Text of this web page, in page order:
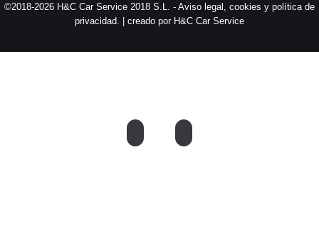
©2018-2026 H&C Car Service 2018 S.L. - Aviso legal, cookies y política de
privacidad. | creado por H&C Car Service